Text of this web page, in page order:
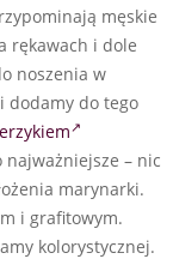
męskie
rękawach i dole
noszenia w
dodamy do tego
– nic
marynarki.
i grafitowym.
kolorystycznej.